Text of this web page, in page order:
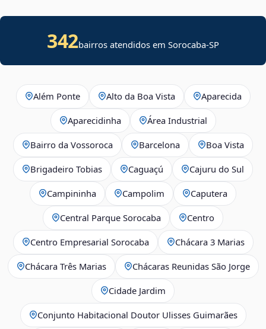
342bairros atendidos em Sorocaba-SP
Além Ponte Alto da Boa Vista Aparecida
Aparecidinha Área Industrial
Bairro da Vossoroca Barcelona Boa Vista
Brigadeiro Tobias Caguaçú Cajuru do Sul
Campininha Campolim Caputera
Central Parque Sorocaba Centro
Centro Empresarial Sorocaba Chácara 3 Marias
Chácara Três Marias Chácaras Reunidas São Jorge
Cidade Jardim
Conjunto Habitacional Doutor Ulisses Guimarães